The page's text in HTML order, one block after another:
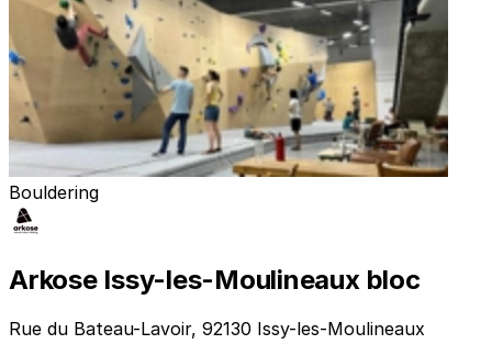
Bouldering
Arkose Issy-les-Moulineaux bloc
Rue du Bateau-Lavoir, 92130 Issy-les-Moulineaux